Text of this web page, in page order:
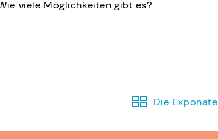
viele Möglichkeiten gibt es?
Die Exponate